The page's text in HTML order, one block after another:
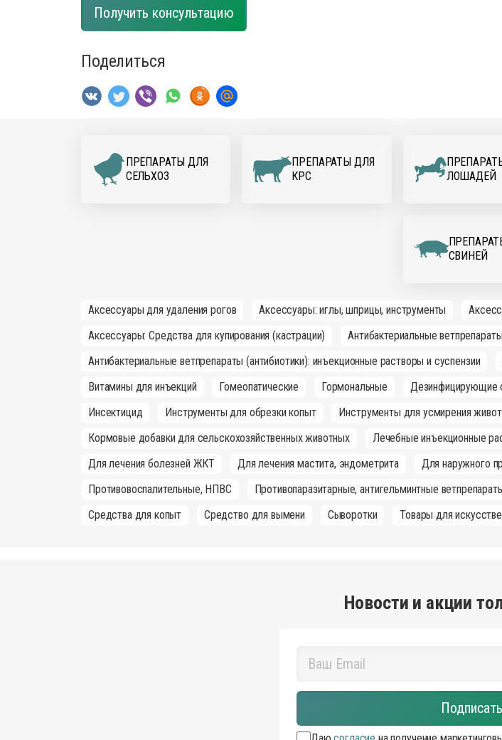
Получить консультацию
Поделиться
ПРЕПАРАТЫ ДЛЯ
CЕЛЬХОЗ
ПРЕПАРАТЫ ДЛЯ
КРС
ЛОШАДЕЙ
СВИНЕЙ
Аксессуары для удаления рогов Аксессуары: иглы, шприцы, инструменты
Аксессуары: Средства для купирования (кастрации)
Антибактериальные
Антибактериальные ветпрепараты (антибиотики): инъекционные растворы и суспензии
Витамины для инъекций
Гомеопатические Гормональные Дезинфицирующие
Инсектицид
Инструменты для обрезки копыт Инструменты для усмирения
Кормовые добавки для сельскохозяйственных животных
Лечебные инъекционные
Для лечения болезней ЖКТ
Для лечения мастита, эндометрита Для наружного
Противовоспалительные, НПВС
Противопаразитарные, антигельминтные
Средства для копыт
Средство для вымени Сыворотки Товары для
Новости и акции